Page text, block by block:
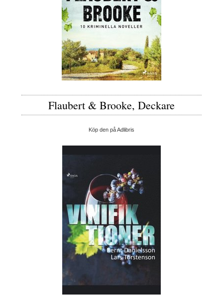
Flaubert & Brooke, Deckare
Köp den på Adlibris